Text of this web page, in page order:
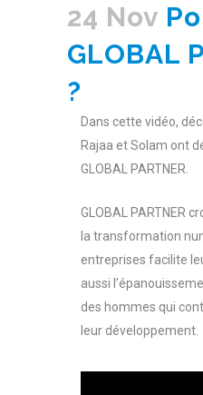
24 Nov
GLOBAL
?
Dans cette vidéo,
Rajaa et Solam ont
GLOBAL PARTNER.
GLOBAL PARTNER
la transformation
entreprises facilite
aussi
des hommes qui
leur développement.